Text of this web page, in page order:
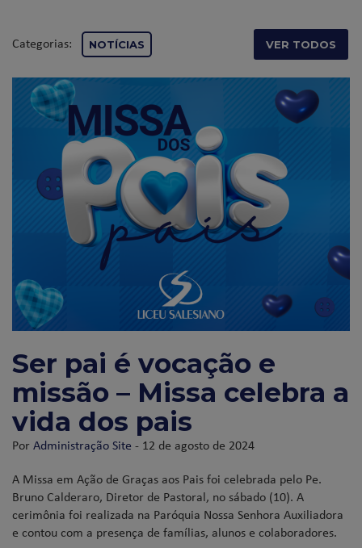
Categorias: NOTÍCIAS VER TODOS
Ser pai é vocação e
missão – Missa celebra a
vida dos pais
PorAdministração Site - 12 de agosto de 2024
A Missa em Ação de Graças aos Pais foi celebrada pelo Pe.
Bruno Calderaro, Diretor de Pastoral, no sábado (10). A
cerimônia foi realizada na Paróquia Nossa Senhora Auxiliadora
e contou com a presença de famílias, alunos e colaboradores.